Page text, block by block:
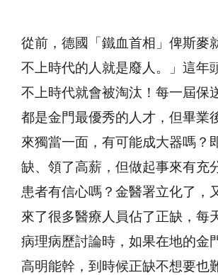
從前，德國「鐵血首相」俾斯麥
不上時代的人就是廢人。」這年
不上時代就會被淘汰！每一屆保
都是金門最優秀的人才，但畢業
來獨當一面，有可能成大器嗎？
缺、領了高薪，但做起事來有充
患者有信心嗎？金醫署立化了，
來了很多醫療人員佔了正缺，每
病理病歷討論時，如果在地的金
高明能幹，到時候正缺不想要也